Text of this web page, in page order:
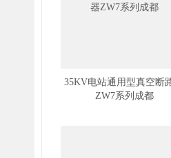
35KV电站通用型真空断
ZW7系列成都